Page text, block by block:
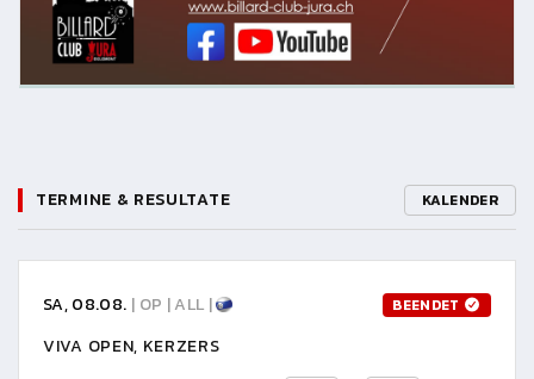
TERMINE & RESULTATE KALENDER
SA, 08.08. | OP | ALL | BEENDET
VIVA OPEN, KERZERS